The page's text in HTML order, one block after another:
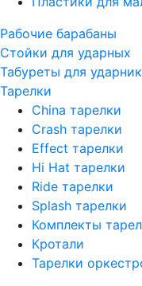
Рабочие барабаны
Стойки для ударных
Табуреты для
Тарелки
China тарелки
Crash тарелки
Effect тарелки
Hi Hat тарелки
Ride тарелки
Splash тарелки
Комплекты
Кротали
Тарелки